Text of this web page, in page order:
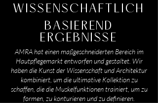
ERGEBNISSE
WISSENSCHAFTLICH
BASIEREND
AMRA hat einen maßgeschneiderten Bereich im
Hautpflegemarkt entworfen und gestaltet. Wir
haben die Kunst der Wissenschaft und Architektur
kombiniert, um die ultimative Kollektion zu
schaffen, die die Muskelfunktionen trainiert, um zu
formen, zu konturieren und zu definieren.